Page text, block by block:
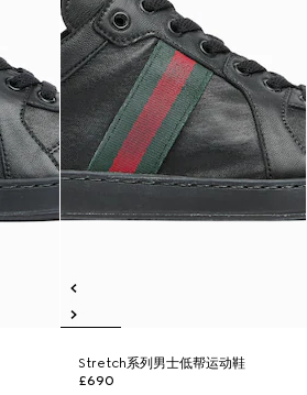
Stretch系列男士低帮运动鞋
£690